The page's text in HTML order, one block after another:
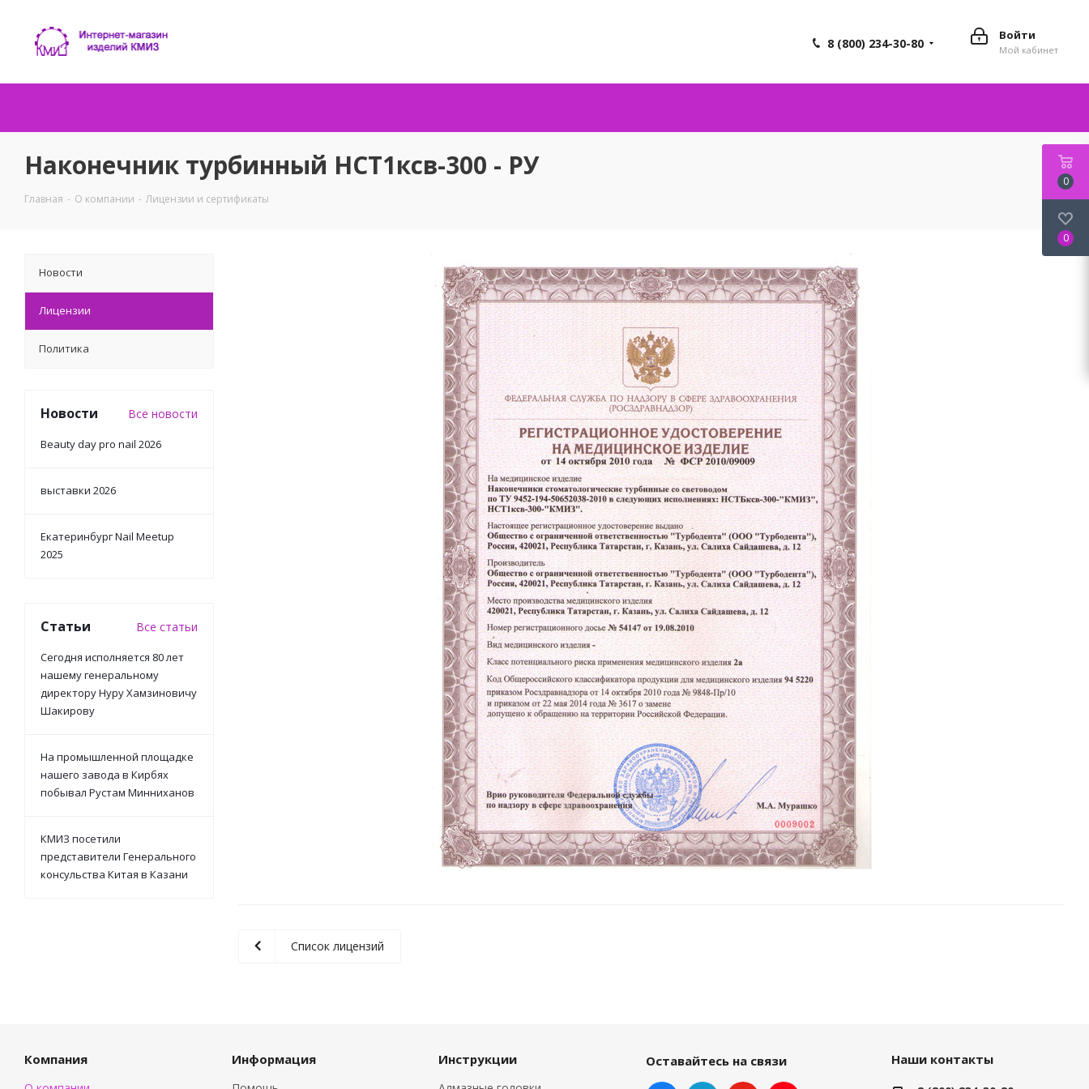
Войти
Мой кабинет
8 (800) 234-30-80
Наконечник турбинный НСТ1ксв-300 - РУ
Главная - О компании - Лицензии и сертификаты
Список лицензий
Новости
Лицензии
Политика
Новости Все новости
Beauty day pro nail 2026
выставки 2026
Екатеринбург Nail Meetup
2025
Статьи Все статьи
Сегодня исполняется 80 лет
нашему генеральному
директору Нуру Хамзиновичу
Шакирову
На промышленной площадке
нашего завода в Кирбях
побывал Рустам Минниханов
КМИЗ посетили
представители Генерального
консульства Китая в Казани
Компания Информация Инструкции Оставайтесь на связи Наши контакты
0
0